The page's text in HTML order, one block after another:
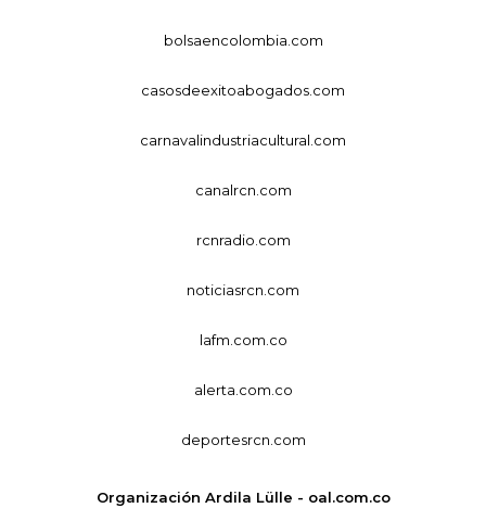
bolsaencolombia.com
casosdeexitoabogados.com
carnavalindustriacultural.com
canalrcn.com
rcnradio.com
noticiasrcn.com
lafm.com.co
alerta.com.co
deportesrcn.com
Organización Ardila Lülle - oal.com.co